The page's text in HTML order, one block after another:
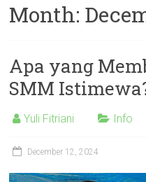
Month:
Apa yang
SMM
Yuli Fitriani Info
December 12, 2024